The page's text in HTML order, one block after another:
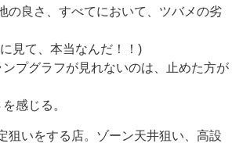
の良さ、すべてにおいて、ツバメの劣
見て、本当なんだ！！)
プグラフが見れないのは、止めた方が
感じる。
狙いをする店。ゾーン天井狙い、高設